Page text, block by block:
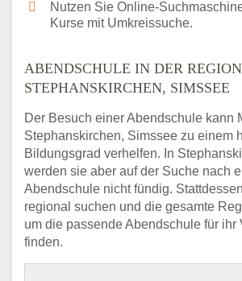
Nutzen Sie Online-
Kurse mit Umkreissuche.
ABENDSCHULE IN DER
STEPHANSKIRCHEN, SIMSSEE
Der Besuch einer Abendschule kann
Stephanskirchen, Simssee zu einem
Bildungsgrad verhelfen. In
werden sie aber auf der Suche nach
Abendschule nicht fündig.
regional suchen und die gesamte
um die passende Abendschule für ihr
finden.